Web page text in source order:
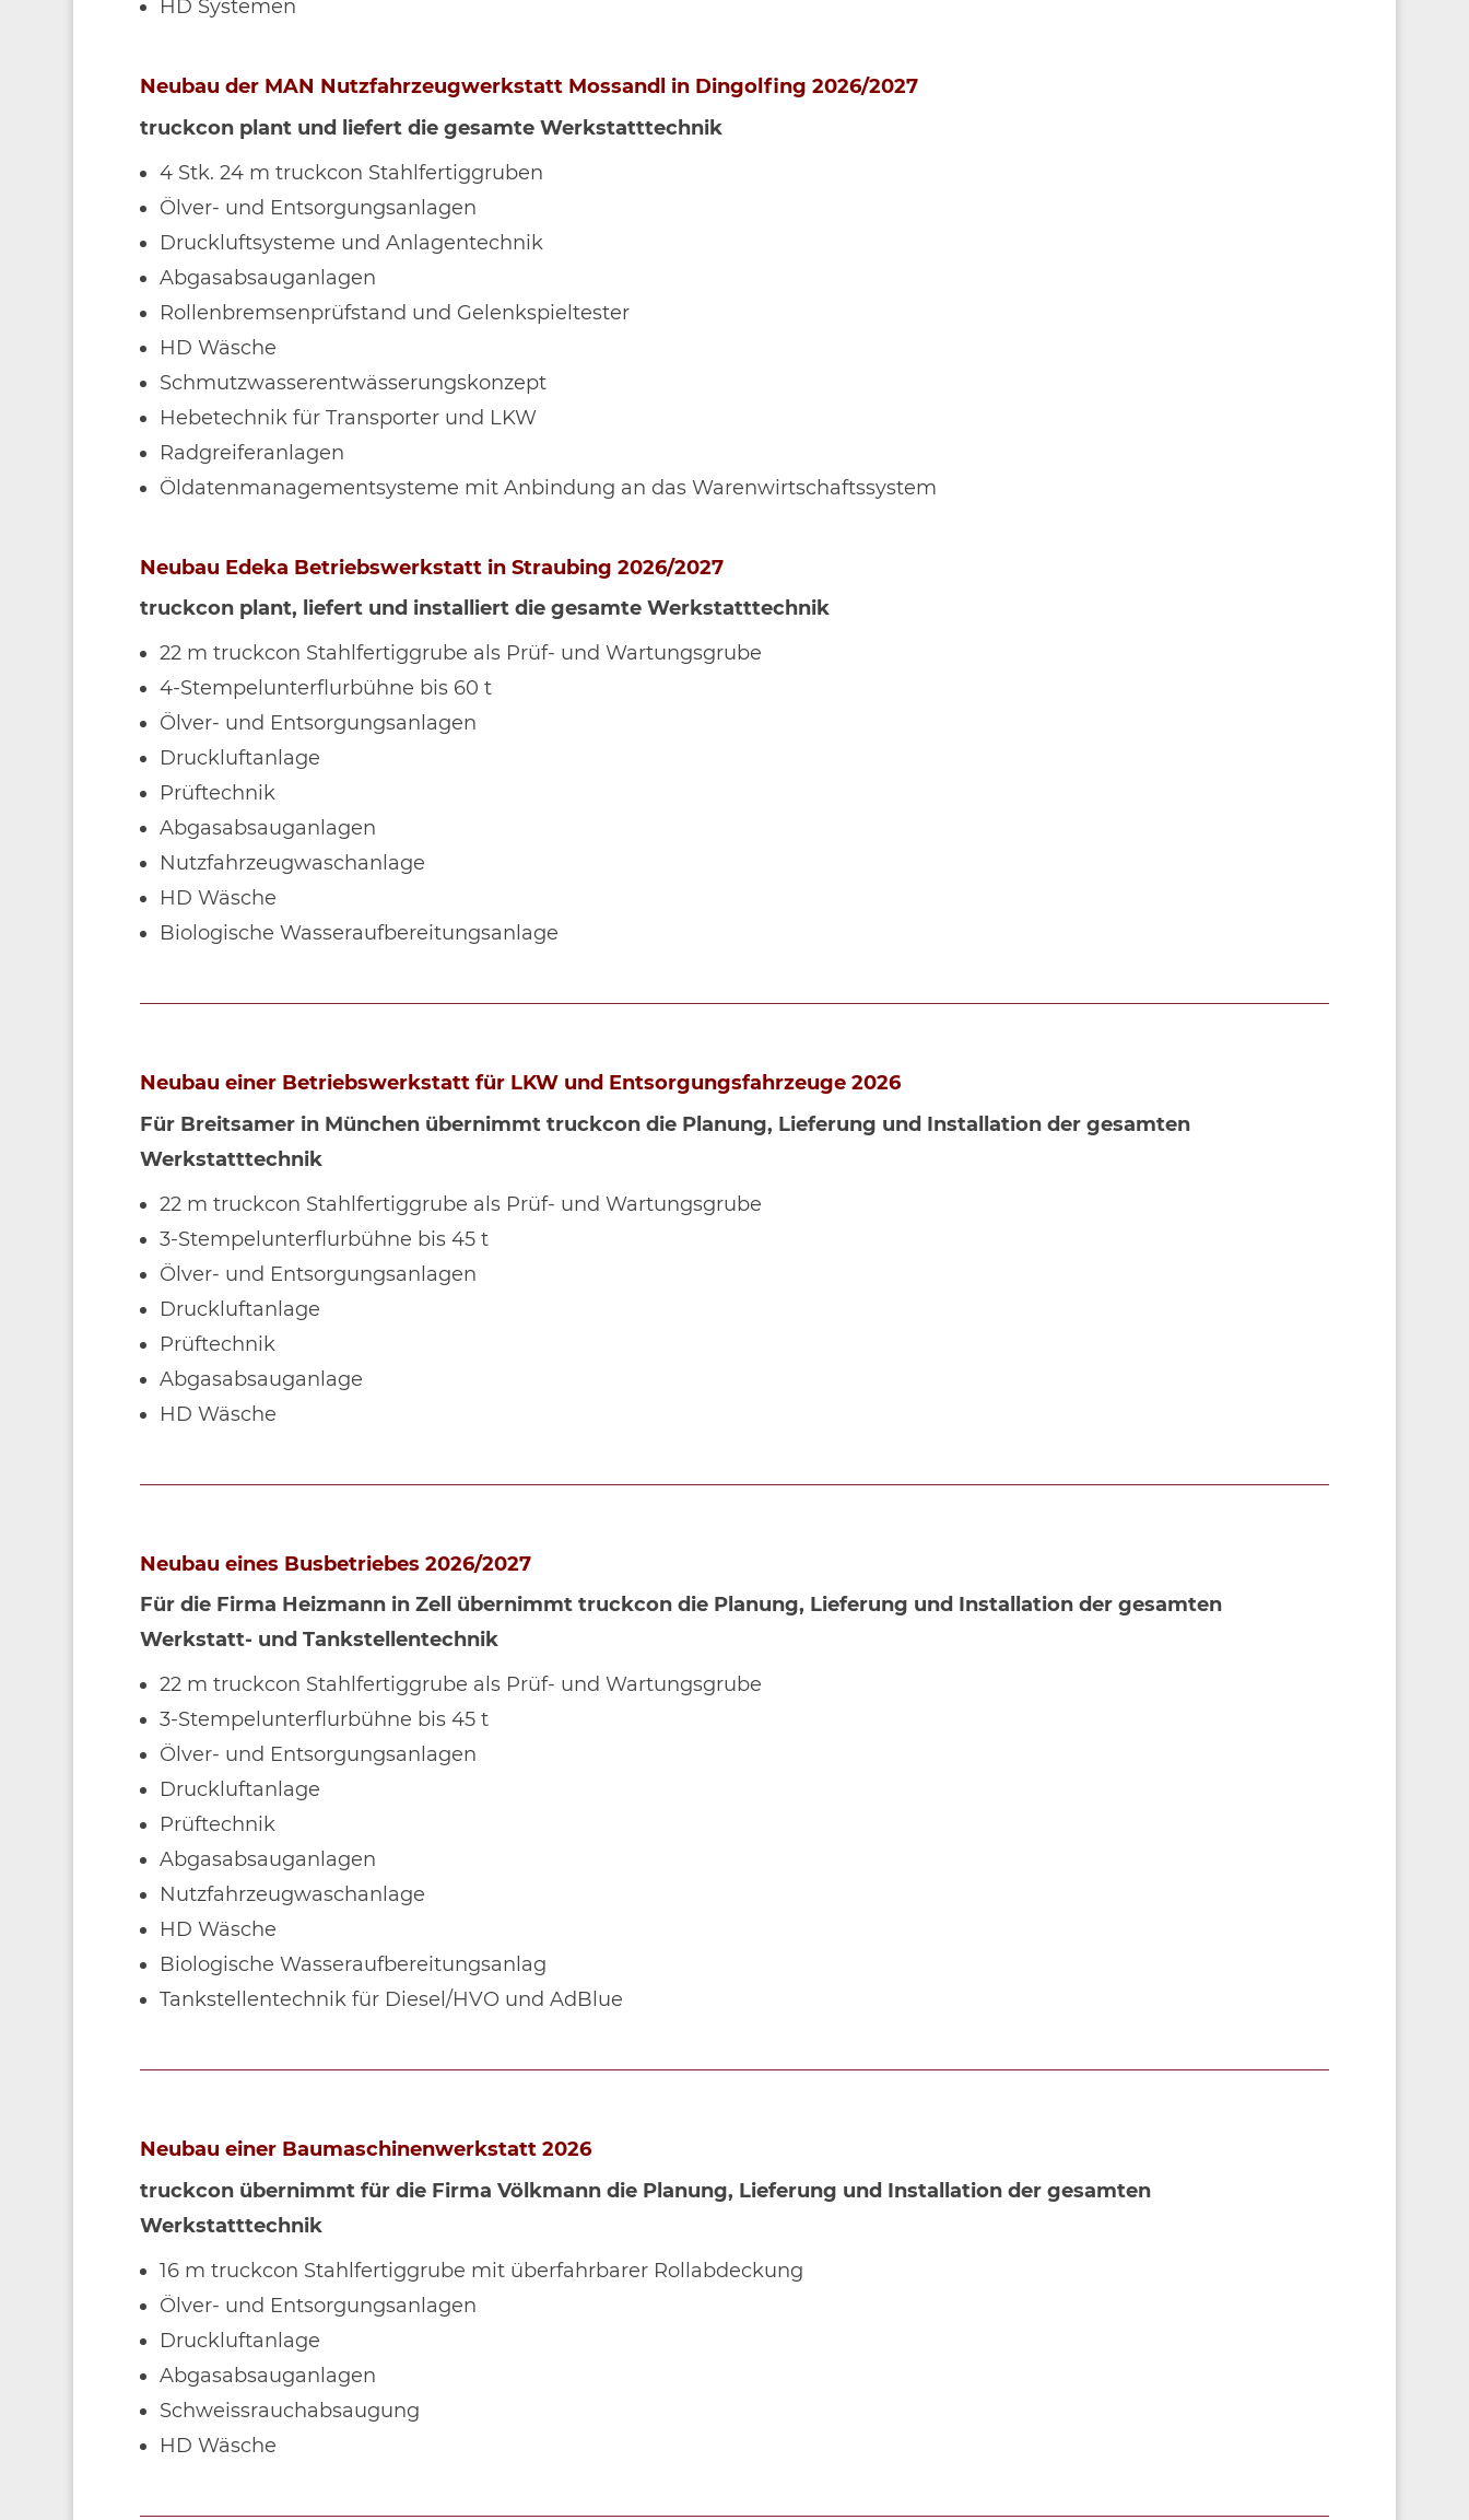
HD Systemen
Neubau der MAN Nutzfahrzeugwerkstatt Mossandl in Dingolfing 2026/2027
truckcon plant und liefert die gesamte Werkstatttechnik
4 Stk. 24 m truckcon Stahlfertiggruben
Ölver- und Entsorgungsanlagen
Druckluftsysteme und Anlagentechnik
Abgasabsauganlagen
Rollenbremsenprüfstand und Gelenkspieltester
HD Wäsche
Schmutzwasserentwässerungskonzept
Hebetechnik für Transporter und LKW
Radgreiferanlagen
Öldatenmanagementsysteme mit Anbindung an das Warenwirtschaftssystem
Neubau Edeka Betriebswerkstatt in Straubing 2026/2027
truckcon plant, liefert und installiert die gesamte Werkstatttechnik
22 m truckcon Stahlfertiggrube als Prüf- und Wartungsgrube
4-Stempelunterflurbühne bis 60 t
Ölver- und Entsorgungsanlagen
Druckluftanlage
Prüftechnik
Abgasabsauganlagen
Nutzfahrzeugwaschanlage
HD Wäsche
Biologische Wasseraufbereitungsanlage
Neubau einer Betriebswerkstatt für LKW und Entsorgungsfahrzeuge 2026
Für Breitsamer in München übernimmt truckcon die Planung, Lieferung und Installation der gesamten
Werkstatttechnik
22 m truckcon Stahlfertiggrube als Prüf- und Wartungsgrube
3-Stempelunterflurbühne bis 45 t
Ölver- und Entsorgungsanlagen
Druckluftanlage
Prüftechnik
Abgasabsauganlage
HD Wäsche
Neubau eines Busbetriebes 2026/2027
Für die Firma Heizmann in Zell übernimmt truckcon die Planung, Lieferung und Installation der gesamten
Werkstatt- und Tankstellentechnik
22 m truckcon Stahlfertiggrube als Prüf- und Wartungsgrube
3-Stempelunterflurbühne bis 45 t
Ölver- und Entsorgungsanlagen
Druckluftanlage
Prüftechnik
Abgasabsauganlagen
Nutzfahrzeugwaschanlage
HD Wäsche
Biologische Wasseraufbereitungsanlag
Tankstellentechnik für Diesel/HVO und AdBlue
Neubau einer Baumaschinenwerkstatt 2026
truckcon übernimmt für die Firma Völkmann die Planung, Lieferung und Installation der gesamten
Werkstatttechnik
16 m truckcon Stahlfertiggrube mit überfahrbarer Rollabdeckung
Ölver- und Entsorgungsanlagen
Druckluftanlage
Abgasabsauganlagen
Schweissrauchabsaugung
HD Wäsche